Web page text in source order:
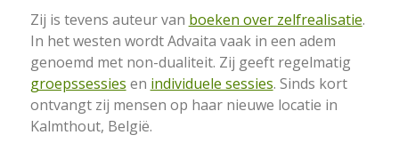
Zij is tevens auteur van boeken over zelfrealisatie.
In het westen wordt Advaita vaak in een adem
genoemd met non-dualiteit. Zij geeft regelmatig
groepssessies en individuele sessies. Sinds kort
ontvangt zij mensen op haar nieuwe locatie in
Kalmthout, België.